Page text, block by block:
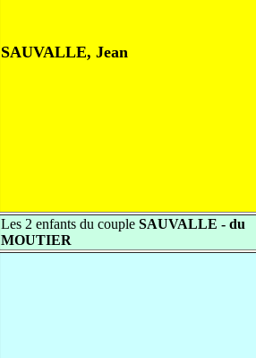
SAUVALLE, Jean
Les 2 enfants du couple SAUVALLE - du
MOUTIER